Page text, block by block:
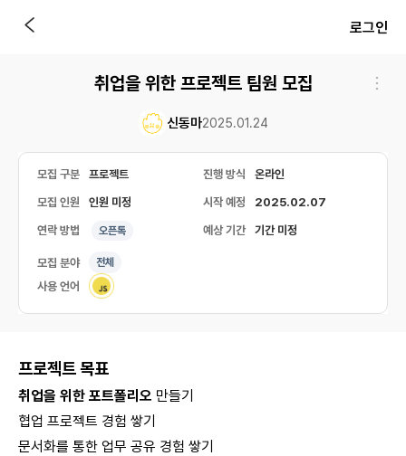
로그인
취업을 위한 프로젝트 팀원 모집
신동마2025.01.24
모집 구분 프로젝트 진행 방식 온라인
모집 인원 인원 미정 시작 예정 2025.02.07
연락 방법 오픈톡 예상 기간 기간 미정
모집 분야 전체
사용 언어
프로젝트 목표
취업을 위한 포트폴리오 만들기
협업 프로젝트 경험 쌓기
문서화를 통한 업무 공유 경험 쌓기